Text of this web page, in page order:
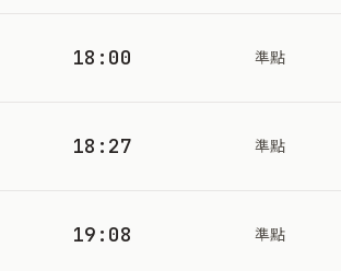
18:00 準點
18:27 準點
19:08 準點